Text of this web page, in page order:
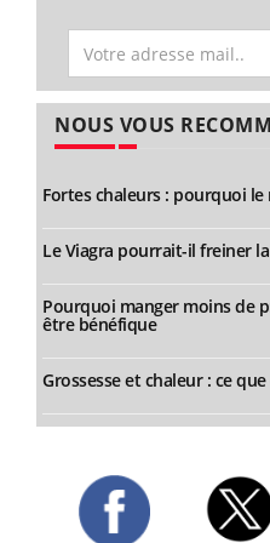
NOUS VOUS
Fortes chaleurs : pourquoi
Le Viagra pourrait-il freiner
Pourquoi manger moins de
être bénéfique
Grossesse et chaleur : ce